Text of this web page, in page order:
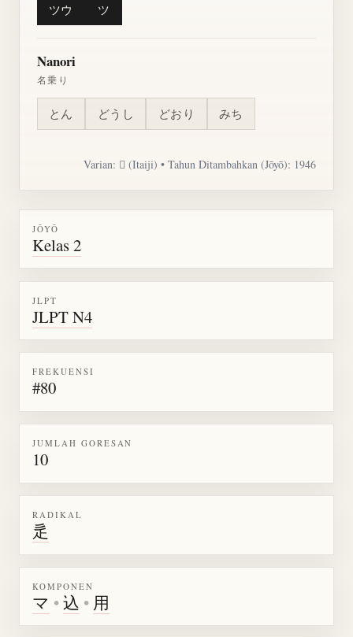
ツウ ツ
Nanori
名乗り
とん どうし どおり みち
Varian: 𢓶 (Itaiji) • Tahun Ditambahkan (Jōyō): 1946
JŌYŌ
Kelas 2
JLPT
JLPT N4
FREKUENSI
#80
JUMLAH GORESAN
10
RADIKAL
辵
KOMPONEN
マ •込 • 用